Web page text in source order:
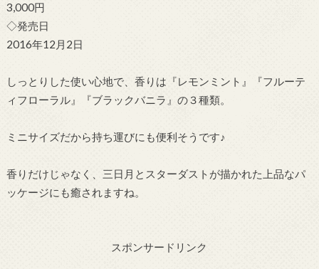
3,000円
◇発売日
2016年12月2日
しっとりした使い心地で、香りは『レモンミント』『フルーテ
ィフローラル』『ブラックバニラ』の３種類。
ミニサイズだから持ち運びにも便利そうです♪
香りだけじゃなく、三日月とスターダストが描かれた上品なパ
ッケージにも癒されますね。
スポンサードリンク